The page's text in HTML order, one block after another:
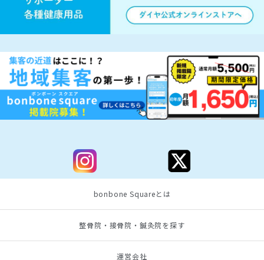
bonbone Squareとは
整骨院・接骨院・鍼灸院を探す
運営会社